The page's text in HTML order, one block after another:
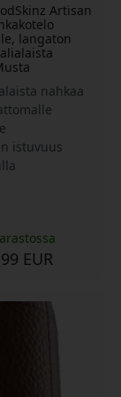
Artisan
langaton
nahkaa
istuvuus
EUR